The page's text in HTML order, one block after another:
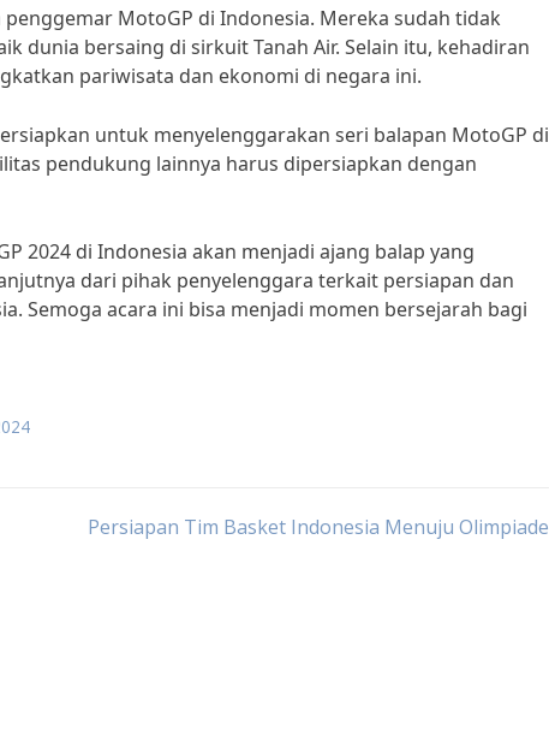
MotoGP di Indonesia. Mereka sudah tidak
dunia bersaing di sirkuit Tanah Air. Selain itu, kehadiran
pariwisata dan ekonomi di negara ini.
untuk menyelenggarakan seri balapan MotoGP di
pendukung lainnya harus dipersiapkan dengan
2024 di Indonesia akan menjadi ajang balap yang
dari pihak penyelenggara terkait persiapan dan
Semoga acara ini bisa menjadi momen bersejarah bagi
Persiapan Tim Basket Indonesia Menuju Olimpiade